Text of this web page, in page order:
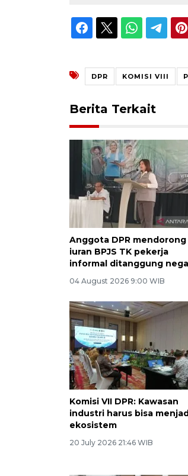
DPR KOMISI VIII
Berita Terkait
Anggota DPR mendorong
iuran BPJS TK pekerja
informal ditanggung
04 August 2026 9:00 WIB
Komisi VII DPR: Kawasan
industri harus bisa
ekosistem
20 July 2026 21:46 WIB